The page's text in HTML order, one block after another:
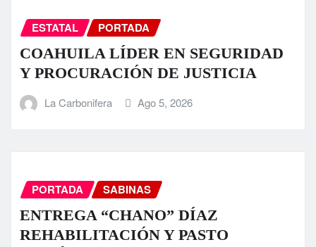
ESTATAL PORTADA
COAHUILA LÍDER EN SEGURIDAD
Y PROCURACIÓN DE JUSTICIA
La Carbonifera Ago 5, 2026
PORTADA SABINAS
ENTREGA “CHANO” DÍAZ
REHABILITACIÓN Y PASTO